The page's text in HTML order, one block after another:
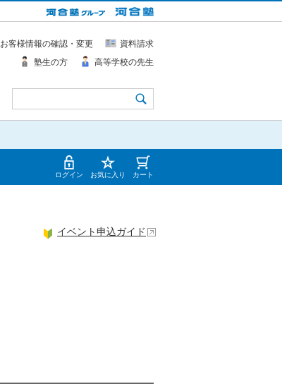
お客様情報の確認・変更
資料請求
塾生の方
高等学校の先生
ログイン お気に入り カート
イベント申込ガイド